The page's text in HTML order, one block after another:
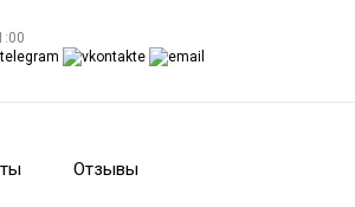
Отзывы